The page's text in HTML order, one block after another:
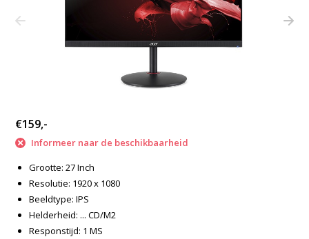
€159,-
Informeer naar de beschikbaarheid
Grootte: 27 Inch
Resolutie: 1920 x 1080
Beeldtype: IPS
Helderheid: ... CD/M2
Responstijd: 1 MS